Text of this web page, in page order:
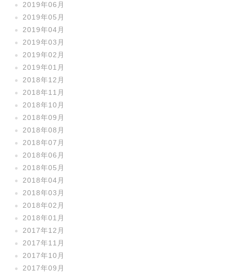
2019年06月
2019年05月
2019年04月
2019年03月
2019年02月
2019年01月
2018年12月
2018年11月
2018年10月
2018年09月
2018年08月
2018年07月
2018年06月
2018年05月
2018年04月
2018年03月
2018年02月
2018年01月
2017年12月
2017年11月
2017年10月
2017年09月